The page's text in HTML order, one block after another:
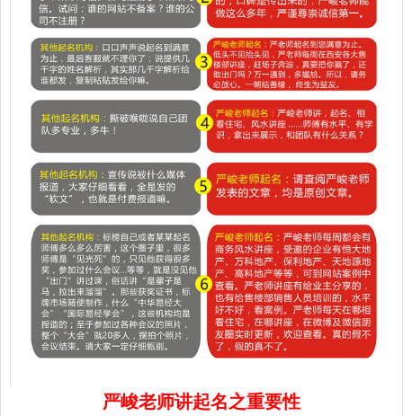
严峻老师讲起名之重要性